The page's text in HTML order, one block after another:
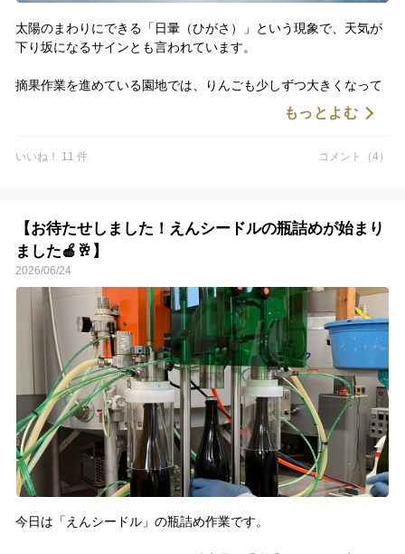
太陽のまわりにできる「日暈（ひがさ）」という現象で、天気が
下り坂になるサインとも言われています。
摘果作業を進めている園地では、りんごも少しずつ大きくなって
もっとよむ
いいね！ 11 件 コメント（4）
【お待たせしました！えんシードルの瓶詰めが始まり
ました🍎🥂】
2026/06/24
今日は「えんシードル」の瓶詰め作業です。